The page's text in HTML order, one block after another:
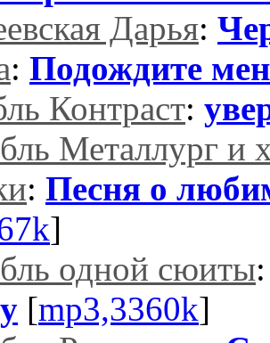
Дарья:
: Подождите
Контраст:
Металлург и
: Песня о
]
одной сюиты
[mp3,3360k]